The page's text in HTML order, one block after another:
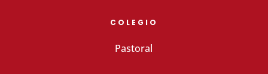
COLEGIO
Pastoral